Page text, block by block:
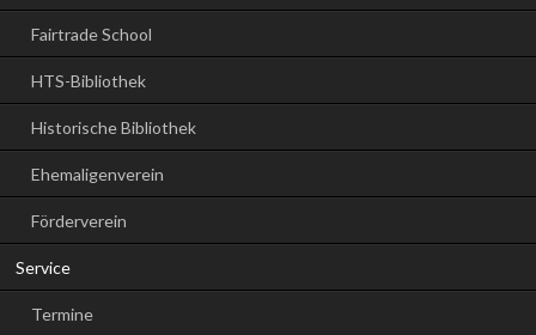
Fairtrade School
HTS-Bibliothek
Historische Bibliothek
Ehemaligenverein
Förderverein
Service
Termine